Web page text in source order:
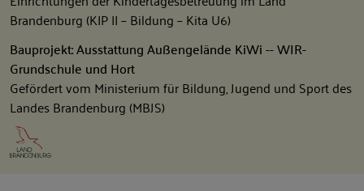
Brandenburg (KIP II – Bildung – Kita U6)
Bauprojekt: Ausstattung Außengelände KiWi -- WIR-
Grundschule und Hort
Gefördert vom Ministerium für Bildung, Jugend und Sport des
Landes Brandenburg (MBJS)